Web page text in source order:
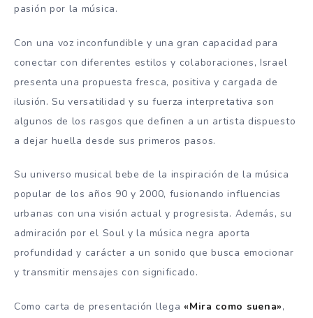
pasión por la música.
Con una voz inconfundible y una gran capacidad para
conectar con diferentes estilos y colaboraciones, Israel
presenta una propuesta fresca, positiva y cargada de
ilusión. Su versatilidad y su fuerza interpretativa son
algunos de los rasgos que definen a un artista dispuesto
a dejar huella desde sus primeros pasos.
Su universo musical bebe de la inspiración de la música
popular de los años 90 y 2000, fusionando influencias
urbanas con una visión actual y progresista. Además, su
admiración por el Soul y la música negra aporta
profundidad y carácter a un sonido que busca emocionar
y transmitir mensajes con significado.
Como carta de presentación llega«Mira como suena»,